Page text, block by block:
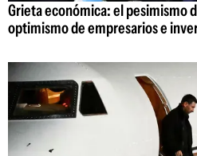
Grieta económica: el pesimismo
optimismo de empresarios e